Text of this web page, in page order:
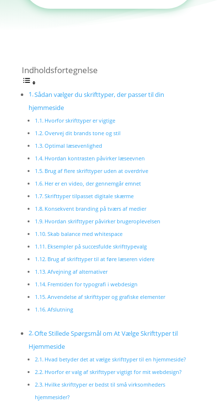
Indholdsfortegnelse
Sådan vælger du skrifttyper, der passer til din
hjemmeside
Hvorfor skrifttyper er vigtige
Overvej dit brands tone og stil
Optimal læsevenlighed
Hvordan kontrasten påvirker læseevnen
Brug af flere skrifttyper uden at overdrive
Her er en video, der gennemgår emnet
Skrifttyper tilpasset digitale skærme
Konsekvent branding på tværs af medier
Hvordan skrifttyper påvirker brugeroplevelsen
Skab balance med whitespace
Eksempler på succesfulde skrifttypevalg
Brug af skrifttyper til at føre læseren videre
Afvejning af alternativer
Fremtiden for typografi i webdesign
Anvendelse af skrifttyper og grafiske elementer
Afslutning
Ofte Stillede Spørgsmål om At Vælge Skrifttyper til
Hjemmeside
Hvad betyder det at vælge skrifttyper til en hjemmeside?
Hvorfor er valg af skrifttyper vigtigt for mit webdesign?
Hvilke skrifttyper er bedst til små virksomheders
hjemmesider?